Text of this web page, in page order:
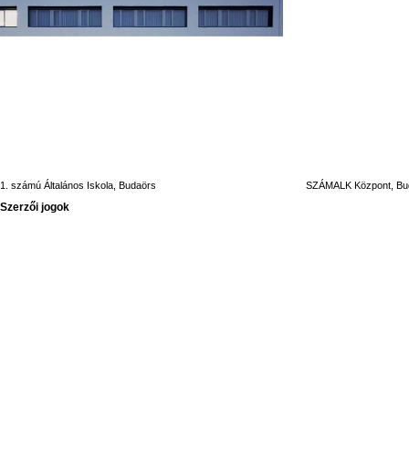
1. számú Általános Iskola, Budaörs SZÁMALK Központ,
Szerzői jogok